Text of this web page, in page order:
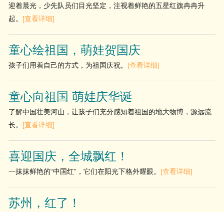
迎着晨光，少先队员们目光坚定，注视着鲜艳的五星红旗冉冉升
起。 [查看详细]
童心绘祖国，萌娃贺国庆
孩子们用着自己的方式，为祖国庆祝。 [查看详细]
童心向祖国 萌娃庆华诞
了解中国壮美河山，让孩子们充分感知着祖国的地大物博，源远流
长。 [查看详细]
喜迎国庆，全城飘红！
一抹抹鲜艳的“中国红”，它们在阳光下格外耀眼。 [查看详细]
苏州，红了！